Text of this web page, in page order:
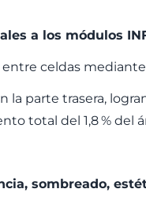
a los módulos
entre celdas
la parte trasera,
total del 1,8% del á
sombreado,